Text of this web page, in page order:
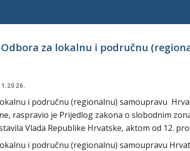
Odbora za lokalnu i područnu
i područnu (regionalnu) samoupravu
raspravio je Prijedlog zakona o slobodnim
Vlada Republike Hrvatske, aktom od 12.
i područnu (regionalnu) samoupravu